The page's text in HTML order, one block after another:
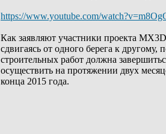
https://www.youtube.com/
Как заявляют участники проекта
сдвигаясь от одного берега к
строительных работ должна
осуществить на протяжении двух
конца 2015 года.